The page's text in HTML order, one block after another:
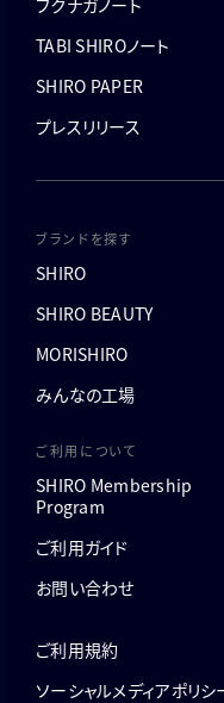
フクナガノート
TABI SHIROノート
SHIRO PAPER
プレスリリース
ブランドを探す
SHIRO
SHIRO BEAUTY
MORISHIRO
みんなの工場
ご利用について
SHIRO Membership
Program
ご利用ガイド
お問い合わせ
ご利用規約
ソーシャルメディアポリシ